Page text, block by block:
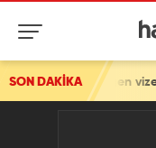
SON DAKİKA
vizesine bir darbe